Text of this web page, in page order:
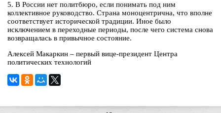
5. В России нет политбюро, если понимать под ним
коллективное руководство. Страна моноцентрична, что вполне
соответствует исторической традиции. Иное было
исключением в переходные периоды, после чего система снова
возвращалась в привычное состояние.
Алексей Макаркин – первый вице-президент Центра
политических технологий